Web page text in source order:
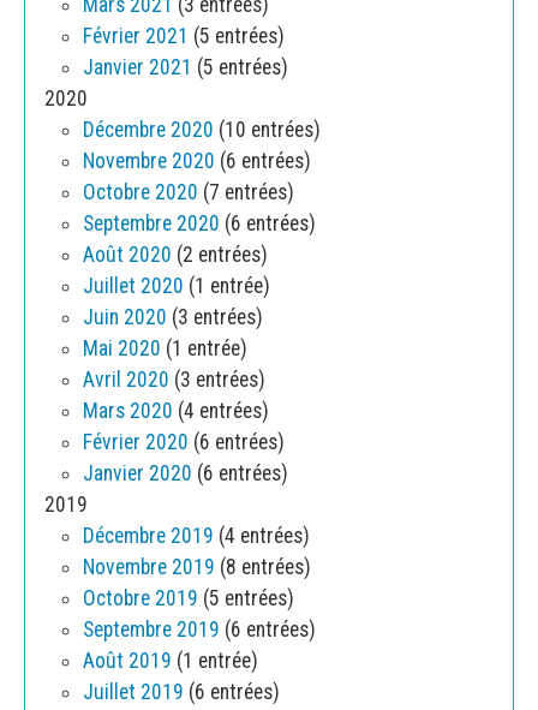
Mars 2021 (3 entrées)
Février 2021 (5 entrées)
Janvier 2021 (5 entrées)
2020
Décembre 2020 (10 entrées)
Novembre 2020 (6 entrées)
Octobre 2020 (7 entrées)
Septembre 2020 (6 entrées)
Août 2020 (2 entrées)
Juillet 2020 (1 entrée)
Juin 2020 (3 entrées)
Mai 2020 (1 entrée)
Avril 2020 (3 entrées)
Mars 2020 (4 entrées)
Février 2020 (6 entrées)
Janvier 2020 (6 entrées)
2019
Décembre 2019 (4 entrées)
Novembre 2019 (8 entrées)
Octobre 2019 (5 entrées)
Septembre 2019 (6 entrées)
Août 2019 (1 entrée)
Juillet 2019 (6 entrées)